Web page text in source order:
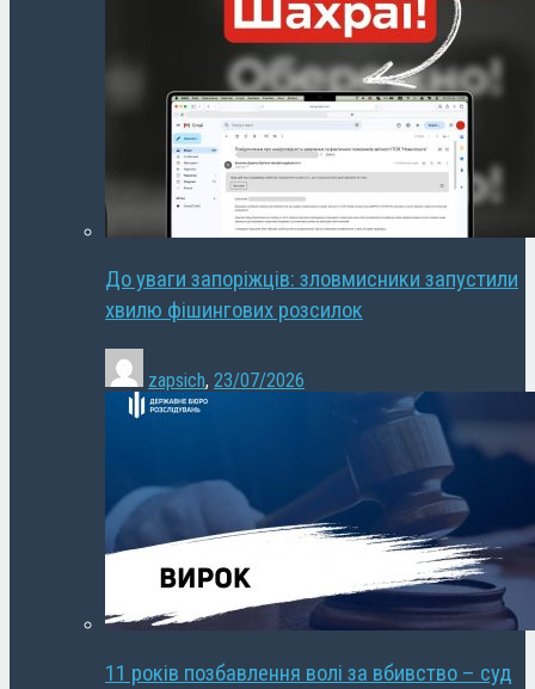
До уваги запоріжців: зловмисники запустили
хвилю фішингових розсилок
zapsich, 23/07/2026
11 років позбавлення волі за вбивство – суд